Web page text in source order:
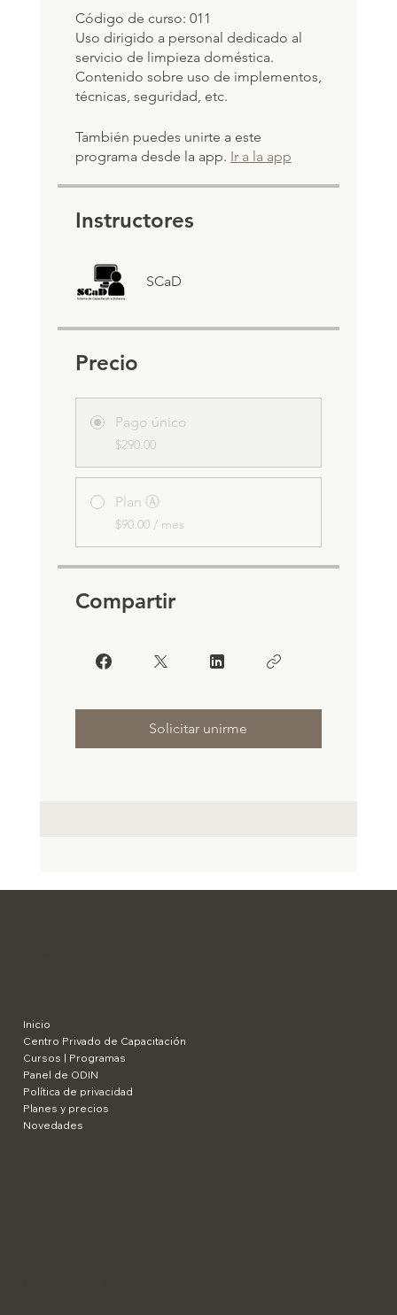
Código de curso: 011
Uso dirigido a personal dedicado al
servicio de limpieza doméstica.
Contenido sobre uso de implementos,
técnicas, seguridad, etc.
También puedes unirte a este
programa desde la app. Ir a la app
Instructores
SCaD
Precio
Pago único
$290.00
Plan Ⓐ
$90.00 / mes
Compartir
Solicitar unirme
Inicio
Centro Privado de Capacitación
Cursos | Programas
Panel de ODIN
Política de privacidad
Planes y precios
Novedades